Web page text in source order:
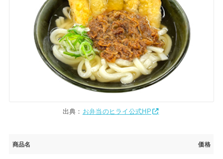
出典： お弁当のヒライ公式HP
商品名 価格